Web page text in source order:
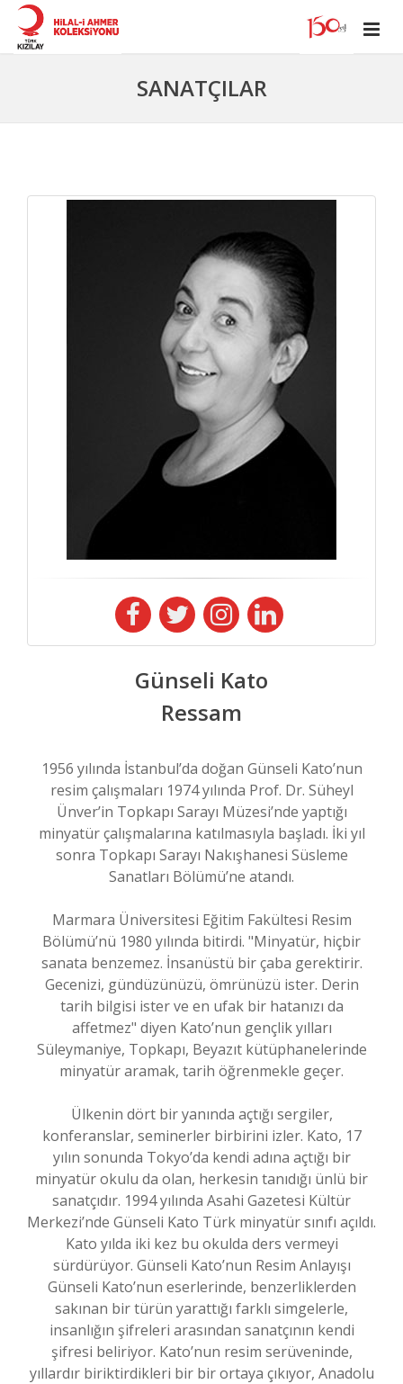
SANATÇILAR
Günseli Kato
Ressam
1956 yılında İstanbul’da doğan Günseli Kato’nun
resim çalışmaları 1974 yılında Prof. Dr. Süheyl
Ünver’in Topkapı Sarayı Müzesi’nde yaptığı
minyatür çalışmalarına katılmasıyla başladı. İki yıl
sonra Topkapı Sarayı Nakışhanesi Süsleme
Sanatları Bölümü’ne atandı.
Marmara Üniversitesi Eğitim Fakültesi Resim
Bölümü’nü 1980 yılında bitirdi. "Minyatür, hiçbir
sanata benzemez. İnsanüstü bir çaba gerektirir.
Gecenizi, gündüzünüzü, ömrünüzü ister. Derin
tarih bilgisi ister ve en ufak bir hatanızı da
affetmez" diyen Kato’nun gençlik yılları
Süleymaniye, Topkapı, Beyazıt kütüphanelerinde
minyatür aramak, tarih öğrenmekle geçer.
Ülkenin dört bir yanında açtığı sergiler,
konferanslar, seminerler birbirini izler. Kato, 17
yılın sonunda Tokyo’da kendi adına açtığı bir
minyatür okulu da olan, herkesin tanıdığı ünlü bir
sanatçıdır. 1994 yılında Asahi Gazetesi Kültür
Merkezi’nde Günseli Kato Türk minyatür sınıfı açıldı.
Kato yılda iki kez bu okulda ders vermeyi
sürdürüyor. Günseli Kato’nun Resim Anlayışı
Günseli Kato’nun eserlerinde, benzerliklerden
sakınan bir türün yarattığı farklı simgelerle,
insanlığın şifreleri arasından sanatçının kendi
şifresi beliriyor. Kato’nun resim serüveninde,
yıllardır biriktirdikleri bir bir ortaya çıkıyor, Anadolu